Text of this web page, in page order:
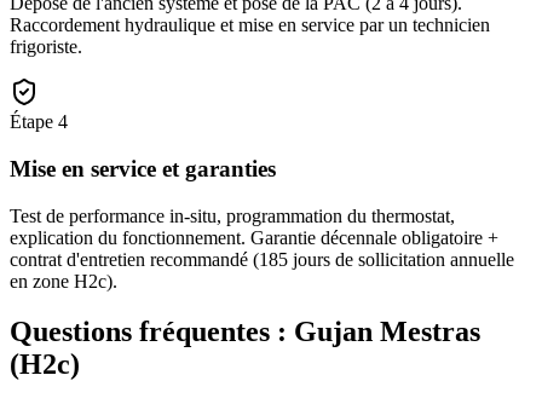
Raccordement hydraulique et mise en service par un technicien
frigoriste.
Étape 4
Mise en service et garanties
Test de performance in-situ, programmation du thermostat,
explication du fonctionnement. Garantie décennale obligatoire +
contrat d'entretien recommandé (185 jours de sollicitation annuelle
en zone H2c).
Questions fréquentes : Gujan Mestras
(H2c)